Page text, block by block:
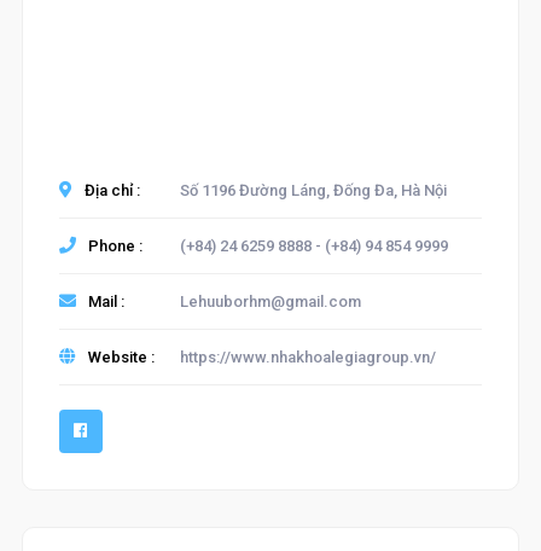
Địa chỉ : Số 1196 Đường Láng, Đống Đa, Hà Nội
Phone : (+84) 24 6259 8888 - (+84) 94 854 9999
Mail : Lehuuborhm@gmail.com
Website : https://www.nhakhoalegiagroup.vn/